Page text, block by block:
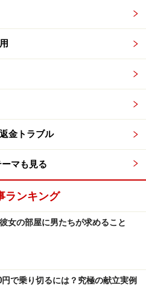
1/3 次のページへ
金トラブル
マも見る
ランキング
女の部屋に男たちが求めること
で乗り切るには？究極の献立実例